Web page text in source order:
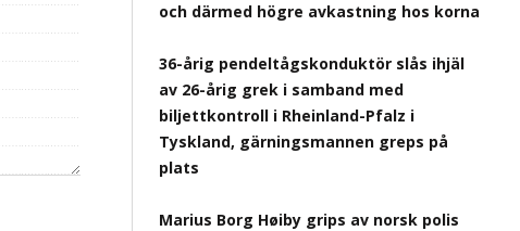
och därmed högre avkastning hos korna
36-årig pendeltågskonduktör slås ihjäl
av 26-årig grek i samband med
biljettkontroll i Rheinland-Pfalz i
Tyskland, gärningsmannen greps på
plats
Marius Borg Høiby grips av norsk polis